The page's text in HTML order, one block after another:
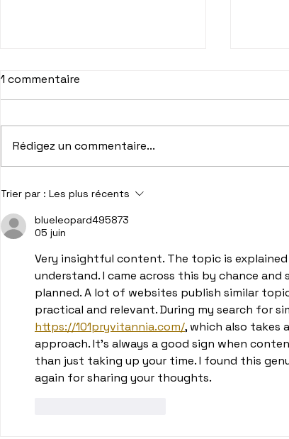
Repassage à domicile :
vraiment?
1 commentaire
Rédigez un commentaire...
Trier par : Les plus récents
blueleopard495873
05 juin
Very insightful content. The topic is
understand. I came across this by chance
planned. A lot of websites publish similar
practical and relevant. During my search for
https://101pryvitannia.com/, which also takes
approach. It's always a good sign when
than just taking up your time. I found this
again for sharing your thoughts.